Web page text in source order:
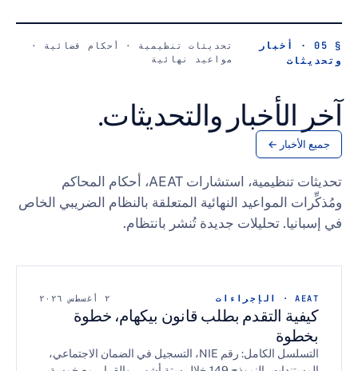
تحديثات تنظيمية · أحكام قضائية ·
مواعيد نهائية
والتحديثات.
تحديثات تنظيمية، استشارات AEAT، أحكام المحاكم
النهائية المتعلقة بالنظام الضريبي الخاص
جديدة تُنشر بانتظام.
بطلب قانون بيكهام، خطوة
التسلسل الكامل: رقم NIE، التسجيل في الضمان الاجتماعي،